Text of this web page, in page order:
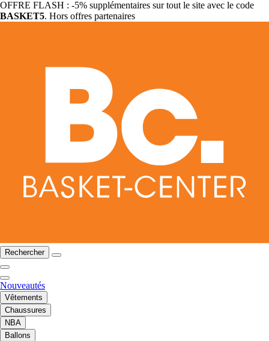
OFFRE FLASH : -5% supplémentaires sur tout le site avec le code
BASKET5. Hors offres partenaires
Rechercher
Nouveautés
Vêtements
Chaussures
NBA
Ballons